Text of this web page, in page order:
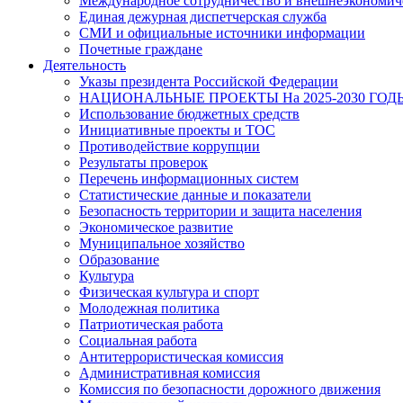
Единая дежурная диспетчерская служба
СМИ и официальные источники информации
Почетные граждане
Деятельность
Указы президента Российской Федерации
НАЦИОНАЛЬНЫЕ ПРОЕКТЫ На 2025-2030
Использование бюджетных средств
Инициативные проекты и ТОС
Противодействие коррупции
Результаты проверок
Перечень информационных систем
Статистические данные и показатели
Безопасность территории и защита населения
Экономическое развитие
Муниципальное хозяйство
Образование
Культура
Физическая культура и спорт
Молодежная политика
Патриотическая работа
Социальная работа
Антитеррористическая комиссия
Административная комиссия
Комиссия по безопасности дорожного движения